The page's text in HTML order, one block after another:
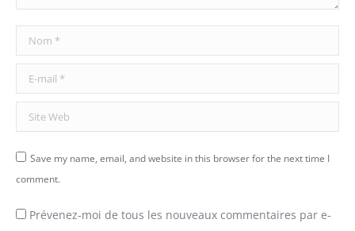
Nom *
E-mail *
Site Web
Save my name, email, and website in this browser for the next time I
comment.
Prévenez-moi de tous les nouveaux commentaires par e-